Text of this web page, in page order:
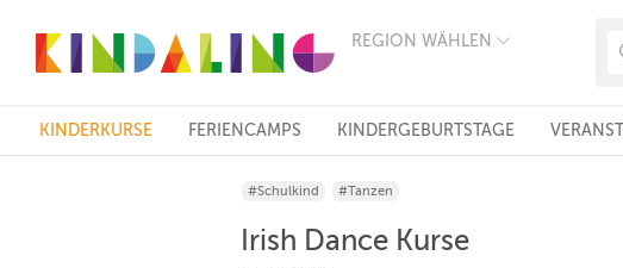
REGION WÄHLEN
FRANKFURT
KÖLN
STUTTGART
ESSEN
HANNOVER
KINDERKURSE FERIENCAMPS KINDERGEBURTSTAGE
#Schulkind #Tanzen
Irish Dance Kurse